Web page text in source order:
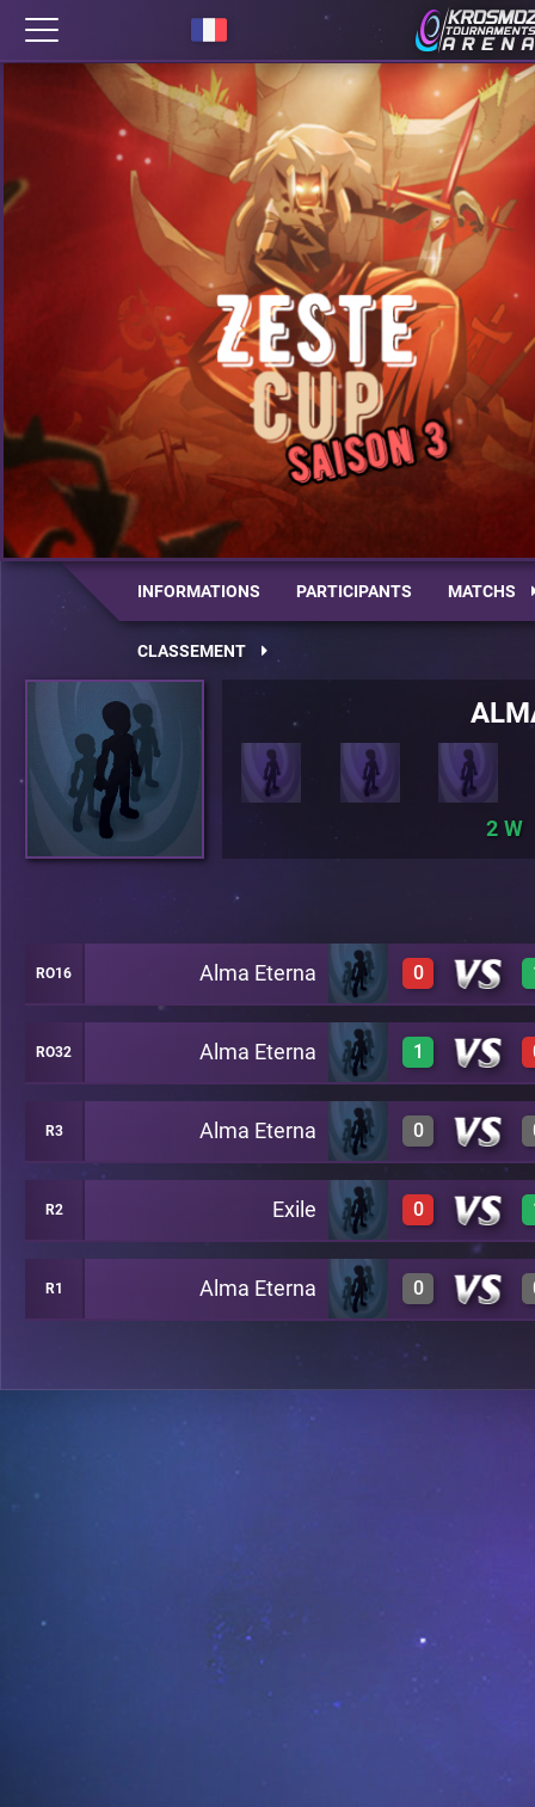
INFORMATIONS PARTICIPANTS MATCHS
CLASSEMENT
2
RO16 Alma Eterna 0
0 A27
RO32 Alma Eterna 1
1 A20
R3 Alma Eterna 0
0 A24
R2 Exile 0
0 A29
R1 Alma Eterna 0